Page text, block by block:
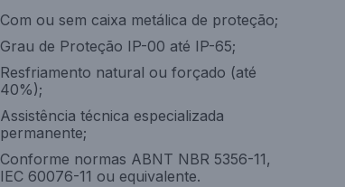
Com ou sem caixa metálica de proteção;
Grau de Proteção IP-00 até IP-65;
Resfriamento natural ou forçado (até
40%);
Assistência técnica especializada
permanente;
Conforme normas ABNT NBR 5356-11,
IEC 60076-11 ou equivalente.